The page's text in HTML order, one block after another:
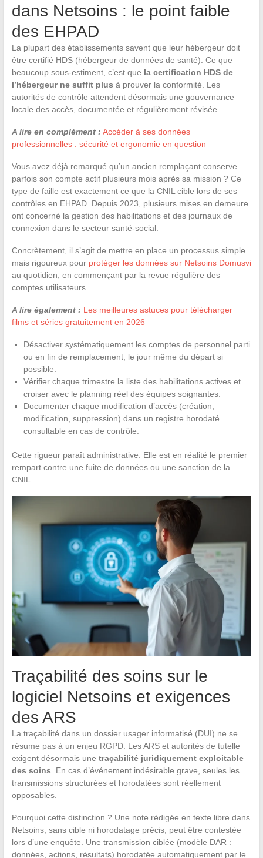
dans Netsoins : le point faible
des EHPAD
La plupart des établissements savent que leur hébergeur doit
être certifié HDS (hébergeur de données de santé). Ce que
beaucoup sous-estiment, c’est que la certification HDS de
l’hébergeur ne suffit plus à prouver la conformité. Les
autorités de contrôle attendent désormais une gouvernance
locale des accès, documentée et régulièrement révisée.
A lire en complément : Accéder à ses données
professionnelles : sécurité et ergonomie en question
Vous avez déjà remarqué qu’un ancien remplaçant conserve
parfois son compte actif plusieurs mois après sa mission ? Ce
type de faille est exactement ce que la CNIL cible lors de ses
contrôles en EHPAD. Depuis 2023, plusieurs mises en demeure
ont concerné la gestion des habilitations et des journaux de
connexion dans le secteur santé-social.
Concrètement, il s’agit de mettre en place un processus simple
mais rigoureux pour protéger les données sur Netsoins Domusvi
au quotidien, en commençant par la revue régulière des
comptes utilisateurs.
A lire également : Les meilleures astuces pour télécharger
films et séries gratuitement en 2026
Désactiver systématiquement les comptes de personnel parti
ou en fin de remplacement, le jour même du départ si
possible.
Vérifier chaque trimestre la liste des habilitations actives et
croiser avec le planning réel des équipes soignantes.
Documenter chaque modification d’accès (création,
modification, suppression) dans un registre horodaté
consultable en cas de contrôle.
Cette rigueur paraît administrative. Elle est en réalité le premier
rempart contre une fuite de données ou une sanction de la
CNIL.
Traçabilité des soins sur le
logiciel Netsoins et exigences
des ARS
La traçabilité dans un dossier usager informatisé (DUI) ne se
résume pas à un enjeu RGPD. Les ARS et autorités de tutelle
exigent désormais une traçabilité juridiquement exploitable
des soins. En cas d’événement indésirable grave, seules les
transmissions structurées et horodatées sont réellement
opposables.
Pourquoi cette distinction ? Une note rédigée en texte libre dans
Netsoins, sans cible ni horodatage précis, peut être contestée
lors d’une enquête. Une transmission ciblée (modèle DAR :
données, actions, résultats) horodatée automatiquement par le